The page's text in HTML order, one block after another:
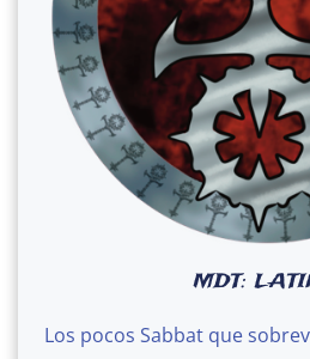
MDT:
Los pocos Sabbat que